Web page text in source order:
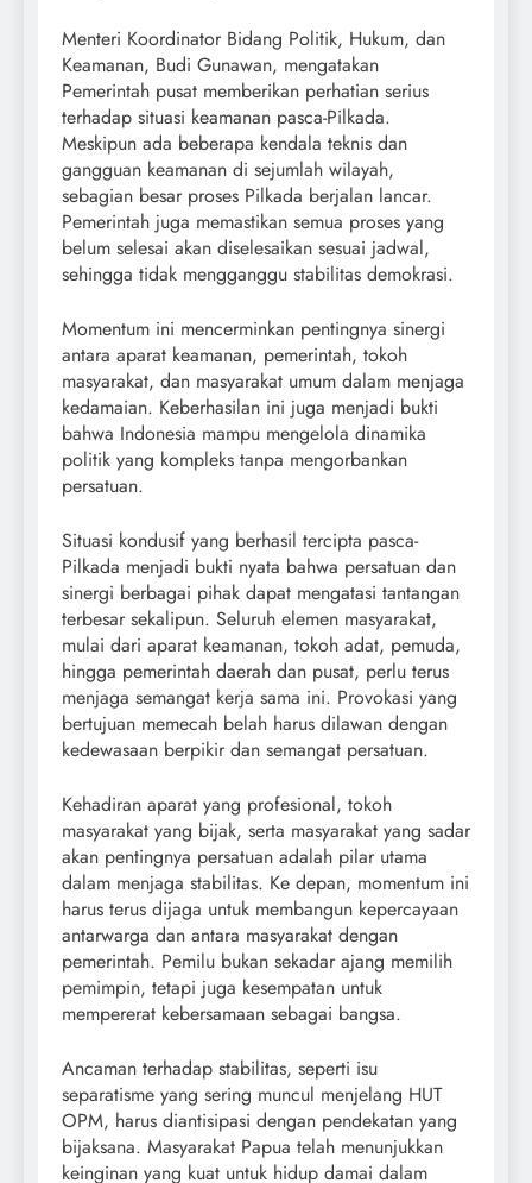
Menteri Koordinator Bidang Politik, Hukum, dan
Keamanan, Budi Gunawan, mengatakan
Pemerintah pusat memberikan perhatian serius
terhadap situasi keamanan pasca-Pilkada.
Meskipun ada beberapa kendala teknis dan
gangguan keamanan di sejumlah wilayah,
sebagian besar proses Pilkada berjalan lancar.
Pemerintah juga memastikan semua proses yang
belum selesai akan diselesaikan sesuai jadwal,
sehingga tidak mengganggu stabilitas demokrasi.
Momentum ini mencerminkan pentingnya sinergi
antara aparat keamanan, pemerintah, tokoh
masyarakat, dan masyarakat umum dalam menjaga
kedamaian. Keberhasilan ini juga menjadi bukti
bahwa Indonesia mampu mengelola dinamika
politik yang kompleks tanpa mengorbankan
persatuan.
Situasi kondusif yang berhasil tercipta pasca-
Pilkada menjadi bukti nyata bahwa persatuan dan
sinergi berbagai pihak dapat mengatasi tantangan
terbesar sekalipun. Seluruh elemen masyarakat,
mulai dari aparat keamanan, tokoh adat, pemuda,
hingga pemerintah daerah dan pusat, perlu terus
menjaga semangat kerja sama ini. Provokasi yang
bertujuan memecah belah harus dilawan dengan
kedewasaan berpikir dan semangat persatuan.
Kehadiran aparat yang profesional, tokoh
masyarakat yang bijak, serta masyarakat yang sadar
akan pentingnya persatuan adalah pilar utama
dalam menjaga stabilitas. Ke depan, momentum ini
harus terus dijaga untuk membangun kepercayaan
antarwarga dan antara masyarakat dengan
pemerintah. Pemilu bukan sekadar ajang memilih
pemimpin, tetapi juga kesempatan untuk
mempererat kebersamaan sebagai bangsa.
Ancaman terhadap stabilitas, seperti isu
separatisme yang sering muncul menjelang HUT
OPM, harus diantisipasi dengan pendekatan yang
bijaksana. Masyarakat Papua telah menunjukkan
keinginan yang kuat untuk hidup damai dalam